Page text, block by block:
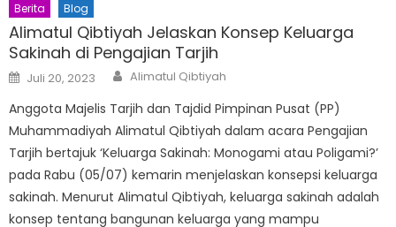
Berita Blog
Alimatul Qibtiyah Jelaskan Konsep Keluarga
Sakinah di Pengajian Tarjih
Posted
on
Juli 20, 2023 Author
Alimatul Qibtiyah
Anggota Majelis Tarjih dan Tajdid Pimpinan Pusat (PP)
Muhammadiyah Alimatul Qibtiyah dalam acara Pengajian
Tarjih bertajuk ‘Keluarga Sakinah: Monogami atau Poligami?’
pada Rabu (05/07) kemarin menjelaskan konsepsi keluarga
sakinah. Menurut Alimatul Qibtiyah, keluarga sakinah adalah
konsep tentang bangunan keluarga yang mampu